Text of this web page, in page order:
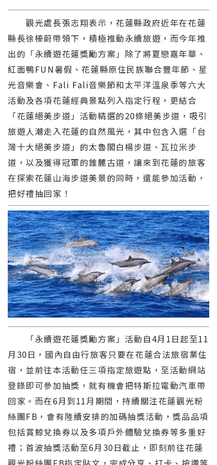
觀光處長張志翔表示，花蓮縣政府近年在花蓮
縣長徐榛蔚帶領下，積極推動永續旅遊，而今年推
出的「永續遊花蓮獎勵方案」除了將夏戀嘉年華、
紅面鴨FUN暑假、花蓮縣原住民族聯合豐年節、星
光音樂會、Fali Fali音樂節和太平洋溫泉季等六大
活動及各項花蓮經典景點列入指定行程，更結合
「花蓮絕美步道」活動精選的20條絕美步道，吸引
旅遊人潮走入花蓮的自然風光，其中包含入選「台
灣十大絕美步道」的太魯閣白楊步道、瓦拉米步
道，以及獲得冠軍的錐麓古道，讓來到花蓮的旅客
在探索花蓮山海步道美景的同時，還能參加活動，
把好禮抽回家！
「永續遊花蓮獎勵方案」活動自4月1日起至11
月30日，國內自由行旅客只要在花蓮合法旅宿業住
宿，並前往本活動任三項指定旅遊點，至活動網站
登錄即可參加抽獎，就有機會把特斯拉電動汽車帶
回家。而在6月到11月期間，持續關注花蓮觀光粉
絲團FB，會有陸續安排的加碼抽獎活動，獎品品項
包括賞鯨兌換券以及多項戶外體驗兌換券等多重好
禮；首波抽獎活動至6月30日截止，即刻前往花蓮